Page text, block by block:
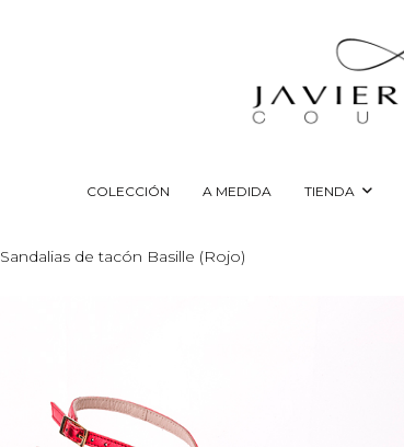
COLECCIÓN A MEDIDA TIENDA
Sandalias de tacón Basille (Rojo)